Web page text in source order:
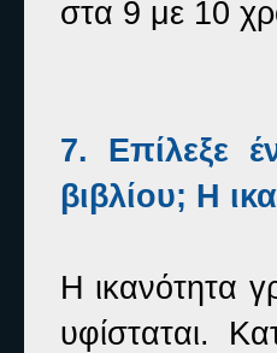
στα 9 με 10
7. Επίλεξε
βιβλίου; Η
Η ικανότητα
υφίσταται.